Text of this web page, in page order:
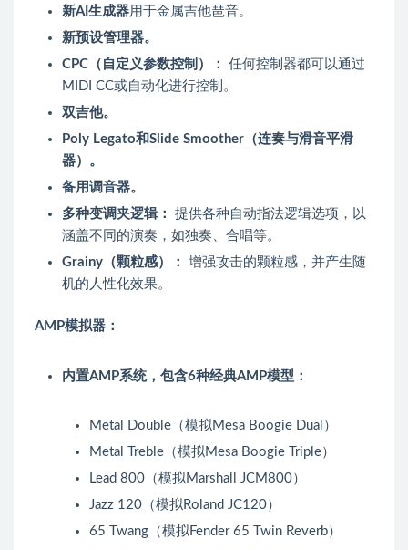
新AI生成器用于金属吉他琶音。
新预设管理器。
CPC（自定义参数控制）：
任何控制器都可以通过
MIDI CC或自动化进行控制。
双吉他。
Poly Legato和Slide Smoother（连奏与滑音平滑
器）。
备用调音器。
多种变调夹逻辑：
提供各种自动指法逻辑选项，以
涵盖不同的演奏，如独奏、合唱等。
Grainy（颗粒感）：
增强攻击的颗粒感，并产生随
机的人性化效果。
AMP模拟器：
内置AMP系统，包含6种经典AMP模型：
Metal Double（模拟Mesa Boogie Dual）
Metal Treble（模拟Mesa Boogie Triple）
Lead 800（模拟Marshall JCM800）
Jazz 120（模拟Roland JC120）
65 Twang（模拟Fender 65 Twin Reverb）